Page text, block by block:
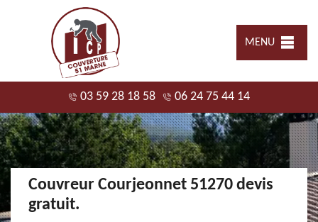
MENU
03 59 28 18 58 06 24 75 44 14
Couvreur Courjeonnet 51270 devis
gratuit.